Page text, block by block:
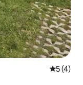
5 (4)